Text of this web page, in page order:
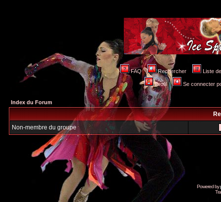
FAQ Rechercher Liste
Profil Se connecter
Index du Forum
Non-membre du groupe
Powered by